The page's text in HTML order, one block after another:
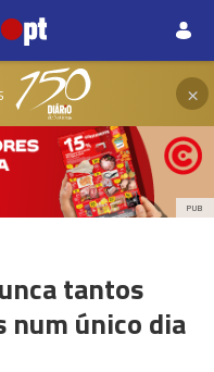
×
PUB
tantos
num único dia